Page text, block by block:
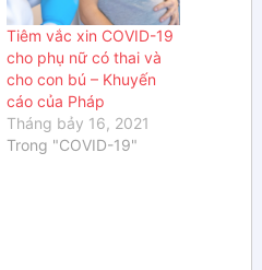
Tiêm vắc xin COVID-19
cho phụ nữ có thai và
cho con bú – Khuyến
cáo của Pháp
Tháng bảy 16, 2021
Trong "COVID-19"